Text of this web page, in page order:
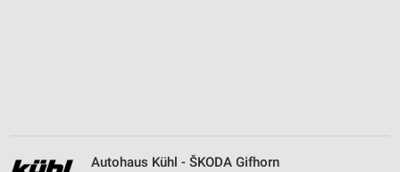
Autohaus Kühl - ŠKODA Gifhorn